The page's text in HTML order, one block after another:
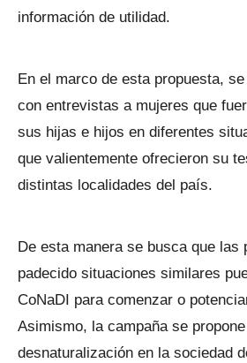
información de utilidad.
En el marco de esta propuesta,
con entrevistas a mujeres que
sus hijas e hijos en diferentes
que valientemente ofrecieron su
distintas localidades del país.
De esta manera se busca que las
padecido situaciones similares
CoNaDI para comenzar o
Asimismo, la campaña se
desnaturalización en la sociedad